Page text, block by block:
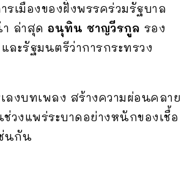
เมืองของฝั่งพรรคร่วมรัฐบาล
ล่าสุด อนุทิน ชาญวีรกูล รอง
ะรัฐมนตรีว่าการกระทรวง
ลงบทเพลง สร้างความผ่อนคลาย
วงแพร่ระบาดอย่างหนักของเชื้อ
นกัน